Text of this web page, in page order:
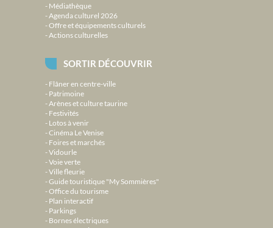
Médiathèque
Agenda culturel 2026
Offre et équipements culturels
Actions culturelles
SORTIR DÉCOUVRIR
Flâner en centre-ville
Patrimoine
Arènes et culture taurine
Festivités
Lotos à venir
Cinéma Le Venise
Foires et marchés
Vidourle
Voie verte
Ville fleurie
Guide touristique "My Sommières"
Office du tourisme
Plan interactif
Parkings
Bornes électriques